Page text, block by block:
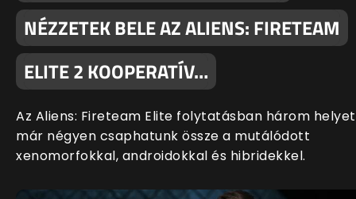
NÉZZETEK BELE AZ ALIENS: FIRETEAM
ELITE 2 KOOPERATÍV…
Az Aliens: Fireteam Elite folytatásban három
már négyen csaphatunk össze a mutálódott
xenomorfokkal, androidokkal és hibridekkel.